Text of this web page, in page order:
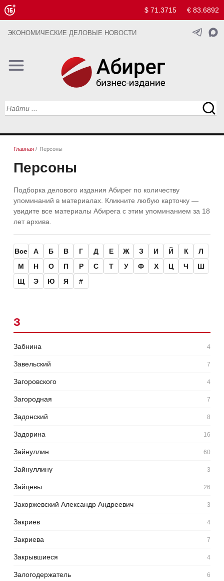
$ 71.3715 € 83.6892
ЭКОНОМИЧЕСКИЕ ДЕЛОВЫЕ НОВОСТИ
Главная / Персоны
Персоны
Подборка делового издания Абирег по количеству
упоминаний в материалах. Кликните любую карточку —
увидите все материалы Абирега с этим упоминанием за 18
лет архива.
Все А Б В Г Д Е Ж З И Й К
Л
М
Н О П Р С Т У Ф Х Ц Ч
Ш
Щ
Э Ю Я #
З
Забнина 4
Завельский 7
Загоровского 4
Загородная 7
Задонский 8
Задорина 16
Зайнуллин 60
Зайнуллину 3
Зайцевы 26
Закоржевский Александр Андреевич 3
Закриев 4
Закриева 7
Закрывшиеся 4
Залогодержатель 6